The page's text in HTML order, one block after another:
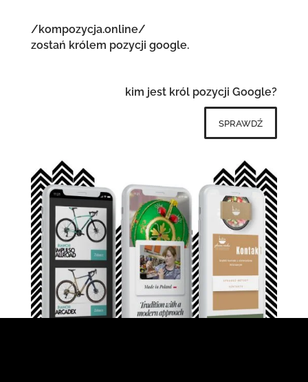
/kompozycja.online/
zostań królem pozycji google.
kim jest król pozycji Google?
sprawdź